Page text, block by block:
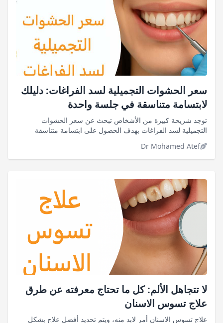
سعر الحشوات التجميلية لسد الفراغات: دليلك
لابتسامة متناسقة في جلسة واحدة
توجد شريحة كبيرة من الأشخاص تبحث عن سعر الحشوات
التجميلية لسد الفراغات بهدف الحصول على ابتسامة متناسقة
Dr Mohamed Atef
لا تتجاهل الألم: كل ما تحتاج معرفته عن طرق
علاج تسوس الاسنان
علاج تسوس الاسنان أمر لابد منه، ويتم تحديد أفضل علاج بشكل